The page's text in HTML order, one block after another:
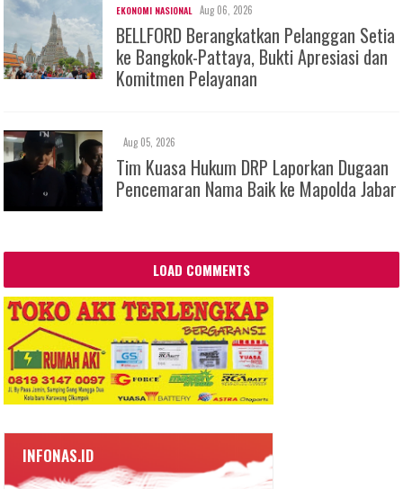
EKONOMI NASIONAL Aug 06, 2026
BELLFORD Berangkatkan Pelanggan Setia
ke Bangkok-Pattaya, Bukti Apresiasi dan
Komitmen Pelayanan
Aug 05, 2026
Tim Kuasa Hukum DRP Laporkan Dugaan
Pencemaran Nama Baik ke Mapolda Jabar
LOAD COMMENTS
INFONAS.ID